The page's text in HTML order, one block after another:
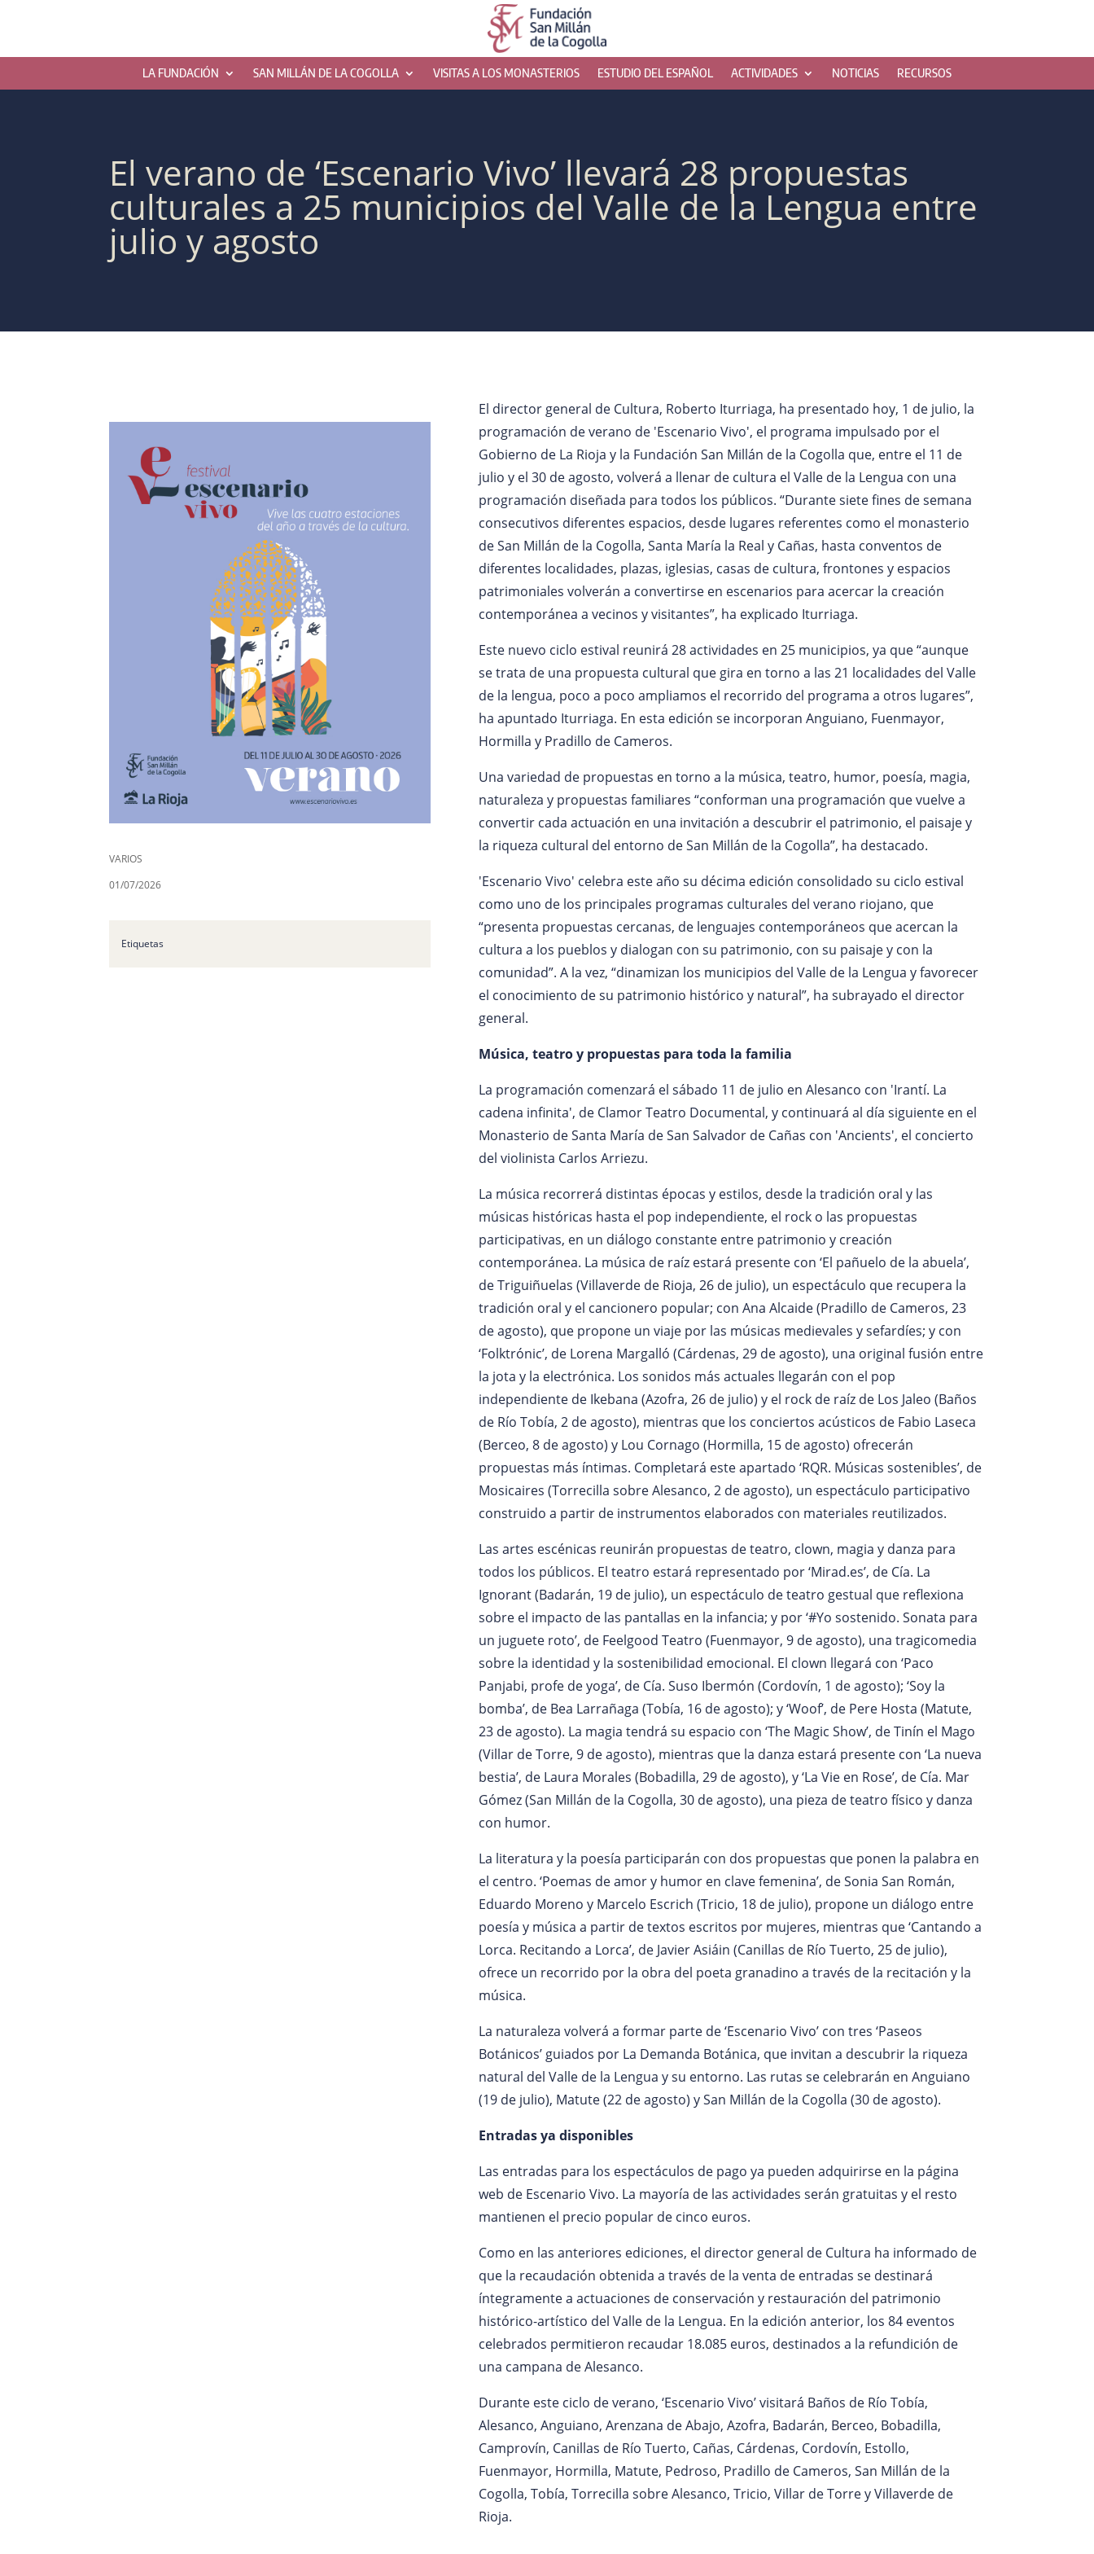
LA FUNDACIÓN SAN MILLÁN DE LA COGOLLA VISITAS A LOS MONASTERIOS ESTUDIO DEL ESPAÑOL ACTIVIDADES NOTICIAS RECURSOS
El verano de ‘Escenario Vivo’ llevará 28 propuestas
culturales a 25 municipios del Valle de la Lengua entre
julio y agosto
VARIOS
01/07/2026
Etiquetas
El director general de Cultura, Roberto Iturriaga, ha presentado hoy, 1 de julio, la
programación de verano de 'Escenario Vivo', el programa impulsado por el
Gobierno de La Rioja y la Fundación San Millán de la Cogolla que, entre el 11 de
julio y el 30 de agosto, volverá a llenar de cultura el Valle de la Lengua con una
programación diseñada para todos los públicos. “Durante siete fines de semana
consecutivos diferentes espacios, desde lugares referentes como el monasterio
de San Millán de la Cogolla, Santa María la Real y Cañas, hasta conventos de
diferentes localidades, plazas, iglesias, casas de cultura, frontones y espacios
patrimoniales volverán a convertirse en escenarios para acercar la creación
contemporánea a vecinos y visitantes”, ha explicado Iturriaga.
Este nuevo ciclo estival reunirá 28 actividades en 25 municipios, ya que “aunque
se trata de una propuesta cultural que gira en torno a las 21 localidades del Valle
de la lengua, poco a poco ampliamos el recorrido del programa a otros lugares”,
ha apuntado Iturriaga. En esta edición se incorporan Anguiano, Fuenmayor,
Hormilla y Pradillo de Cameros.
Una variedad de propuestas en torno a la música, teatro, humor, poesía, magia,
naturaleza y propuestas familiares “conforman una programación que vuelve a
convertir cada actuación en una invitación a descubrir el patrimonio, el paisaje y
la riqueza cultural del entorno de San Millán de la Cogolla”, ha destacado.
'Escenario Vivo' celebra este año su décima edición consolidado su ciclo estival
como uno de los principales programas culturales del verano riojano, que
“presenta propuestas cercanas, de lenguajes contemporáneos que acercan la
cultura a los pueblos y dialogan con su patrimonio, con su paisaje y con la
comunidad”. A la vez, “dinamizan los municipios del Valle de la Lengua y favorecer
el conocimiento de su patrimonio histórico y natural”, ha subrayado el director
general.
Música, teatro y propuestas para toda la familia
La programación comenzará el sábado 11 de julio en Alesanco con 'Irantí. La
cadena infinita', de Clamor Teatro Documental, y continuará al día siguiente en el
Monasterio de Santa María de San Salvador de Cañas con 'Ancients', el concierto
del violinista Carlos Arriezu.
La música recorrerá distintas épocas y estilos, desde la tradición oral y las
músicas históricas hasta el pop independiente, el rock o las propuestas
participativas, en un diálogo constante entre patrimonio y creación
contemporánea. La música de raíz estará presente con ‘El pañuelo de la abuela’,
de Triguiñuelas (Villaverde de Rioja, 26 de julio), un espectáculo que recupera la
tradición oral y el cancionero popular; con Ana Alcaide (Pradillo de Cameros, 23
de agosto), que propone un viaje por las músicas medievales y sefardíes; y con
‘Folktrónic’, de Lorena Margalló (Cárdenas, 29 de agosto), una original fusión entre
la jota y la electrónica. Los sonidos más actuales llegarán con el pop
independiente de Ikebana (Azofra, 26 de julio) y el rock de raíz de Los Jaleo (Baños
de Río Tobía, 2 de agosto), mientras que los conciertos acústicos de Fabio Laseca
(Berceo, 8 de agosto) y Lou Cornago (Hormilla, 15 de agosto) ofrecerán
propuestas más íntimas. Completará este apartado ‘RQR. Músicas sostenibles’, de
Mosicaires (Torrecilla sobre Alesanco, 2 de agosto), un espectáculo participativo
construido a partir de instrumentos elaborados con materiales reutilizados.
Las artes escénicas reunirán propuestas de teatro, clown, magia y danza para
todos los públicos. El teatro estará representado por ‘Mirad.es’, de Cía. La
Ignorant (Badarán, 19 de julio), un espectáculo de teatro gestual que reflexiona
sobre el impacto de las pantallas en la infancia; y por ‘#Yo sostenido. Sonata para
un juguete roto’, de Feelgood Teatro (Fuenmayor, 9 de agosto), una tragicomedia
sobre la identidad y la sostenibilidad emocional. El clown llegará con ‘Paco
Panjabi, profe de yoga’, de Cía. Suso Ibermón (Cordovín, 1 de agosto); ‘Soy la
bomba’, de Bea Larrañaga (Tobía, 16 de agosto); y ‘Woof’, de Pere Hosta (Matute,
23 de agosto). La magia tendrá su espacio con ‘The Magic Show’, de Tinín el Mago
(Villar de Torre, 9 de agosto), mientras que la danza estará presente con ‘La nueva
bestia’, de Laura Morales (Bobadilla, 29 de agosto), y ‘La Vie en Rose’, de Cía. Mar
Gómez (San Millán de la Cogolla, 30 de agosto), una pieza de teatro físico y danza
con humor.
La literatura y la poesía participarán con dos propuestas que ponen la palabra en
el centro. ‘Poemas de amor y humor en clave femenina’, de Sonia San Román,
Eduardo Moreno y Marcelo Escrich (Tricio, 18 de julio), propone un diálogo entre
poesía y música a partir de textos escritos por mujeres, mientras que ‘Cantando a
Lorca. Recitando a Lorca’, de Javier Asiáin (Canillas de Río Tuerto, 25 de julio),
ofrece un recorrido por la obra del poeta granadino a través de la recitación y la
música.
La naturaleza volverá a formar parte de ‘Escenario Vivo’ con tres ‘Paseos
Botánicos’ guiados por La Demanda Botánica, que invitan a descubrir la riqueza
natural del Valle de la Lengua y su entorno. Las rutas se celebrarán en Anguiano
(19 de julio), Matute (22 de agosto) y San Millán de la Cogolla (30 de agosto).
Entradas ya disponibles
Las entradas para los espectáculos de pago ya pueden adquirirse en la página
web de Escenario Vivo. La mayoría de las actividades serán gratuitas y el resto
mantienen el precio popular de cinco euros.
Como en las anteriores ediciones, el director general de Cultura ha informado de
que la recaudación obtenida a través de la venta de entradas se destinará
íntegramente a actuaciones de conservación y restauración del patrimonio
histórico-artístico del Valle de la Lengua. En la edición anterior, los 84 eventos
celebrados permitieron recaudar 18.085 euros, destinados a la refundición de
una campana de Alesanco.
Durante este ciclo de verano, ‘Escenario Vivo’ visitará Baños de Río Tobía,
Alesanco, Anguiano, Arenzana de Abajo, Azofra, Badarán, Berceo, Bobadilla,
Camprovín, Canillas de Río Tuerto, Cañas, Cárdenas, Cordovín, Estollo,
Fuenmayor, Hormilla, Matute, Pedroso, Pradillo de Cameros, San Millán de la
Cogolla, Tobía, Torrecilla sobre Alesanco, Tricio, Villar de Torre y Villaverde de
Rioja.